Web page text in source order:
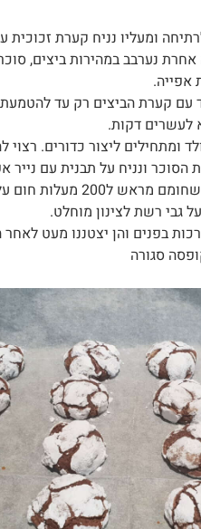
ומעליו נניח קערת
נערבב במהירות ביצים,
אפייה.
עם קערת הביצים רק עד
לעשרים דקות.
ומתחילים ליצור כדורים. רצוי
ונניח על תבנית עם נייר
את העוגיות נאפה בתנור
בפנים והן יצטננו מעט
סגורה